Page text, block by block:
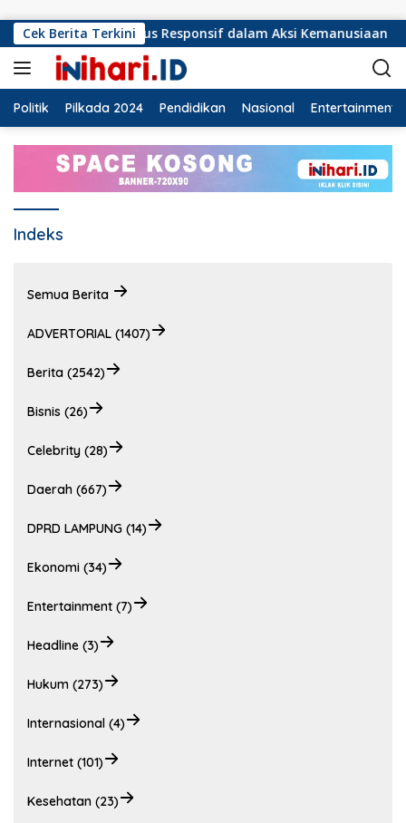
Cek Berita Terkini
Selatan Harus Responsif dalam Aksi Kemanusiaan
Politik Pilkada 2024 Pendidikan Nasional Entertainment
Indeks
Semua Berita
ADVERTORIAL (1407)
Berita (2542)
Bisnis (26)
Celebrity (28)
Daerah (667)
DPRD LAMPUNG (14)
Ekonomi (34)
Entertainment (7)
Headline (3)
Hukum (273)
Internasional (4)
Internet (101)
Kesehatan (23)